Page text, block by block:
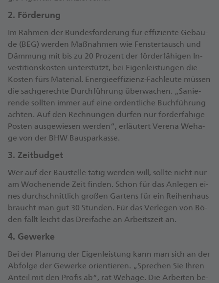
2. För­de­rung
Im Rah­men der Bun­des­för­de­rung für ef­fi­zi­en­te Ge­bäu­
de (BEG) wer­den Maß­nah­men wie Fens­ter­tausch und
Däm­mung mit bis zu 20 Pro­zent der för­der­fä­hi­gen In­
ves­ti­ti­ons­kos­ten un­ter­stützt, bei Ei­gen­leis­tun­gen die
Kos­ten fürs Ma­te­ri­al. En­er­gie­ef­fi­zi­enz-Fach­leu­te müs­sen
die sachge­rech­te Durch­füh­rung über­wa­chen. „Sa­nie­
ren­de soll­ten im­mer auf ei­ne or­dent­li­che Buch­füh­rung
ach­ten. Auf den Rech­nun­gen dür­fen nur för­der­fä­hi­ge
Pos­ten aus­ge­wie­sen wer­den“, er­läu­tert Ve­re­na We­ha­
ge von der BHW Bau­spar­kas­se.
3. Zeit­bud­get
Wer auf der Bau­stel­le tä­tig wer­den will, soll­te nicht nur
am Wo­chen­en­de Zeit fin­den. Schon für das An­le­gen ei­
nes durch­schnitt­lich gro­ßen Gar­tens für ein Rei­hen­haus
braucht man gut 30 Stun­den. Für das Ver­le­gen von Bö­
den fällt leicht das Drei­fa­che an Ar­beits­zeit an.
4. Ge­wer­ke
Bei der Pla­nung der Ei­gen­leis­tung kann man sich an der
Ab­fol­ge der Ge­wer­ke ori­en­tie­ren. „Spre­chen Sie Ih­ren
An­teil mit den Pro­fis ab“, rät We­ha­ge. Die Ar­bei­ten be­